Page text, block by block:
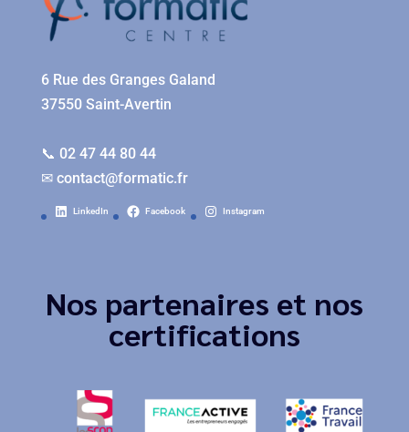
6 Rue des Granges Galand
37550 Saint-Avertin
📞 02 47 44 80 44
✉ contact@formatic.fr
LinkedIn Facebook Instagram
Nos partenaires et nos
certifications